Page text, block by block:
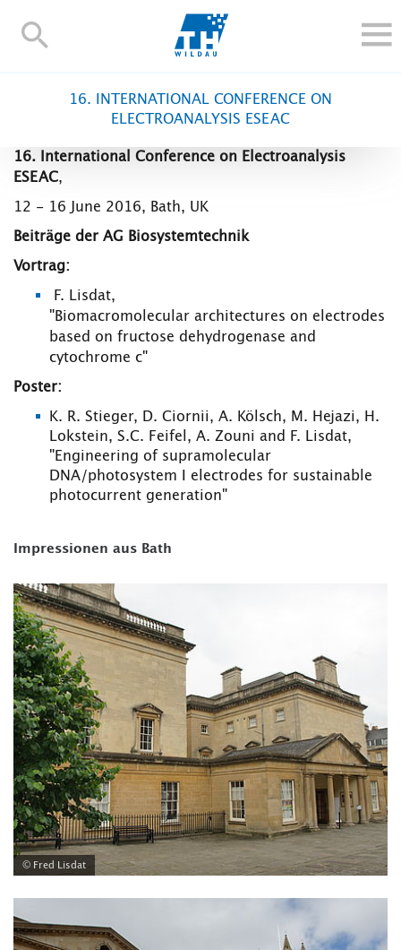
TH-
IM STUDIUM
FORSCHUNG UND TRANSFER
ALUMNI
HOCHSCHULE
INTERNATIONAL
BESCHÄFTIGTE
Blogs Kontakt und Anfahrt
TH Online-Portal Personensuche English
16. INTERNATIONAL CONFERENCE ON
ELECTROANALYSIS ESEAC
16. International Conference on Electroanalysis
ESEAC,
12 - 16 June 2016, Bath, UK
Beiträge der AG Biosystemtechnik
Vortrag:
F. Lisdat,
"Biomacromolecular architectures on electrodes
based on fructose dehydrogenase and
cytochrome c"
Poster:
K. R. Stieger, D. Ciornii, A. Kölsch, M. Hejazi, H.
Lokstein, S.C. Feifel, A. Zouni and F. Lisdat,
"Engineering of supramolecular
DNA/photosystem I electrodes for sustainable
photocurrent generation"
Impressionen aus Bath
© Fred Lisdat